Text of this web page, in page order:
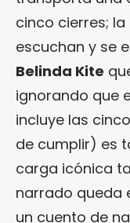
cinco cierres;
escuchan y se
Belinda Kite
ignorando que
incluye las
de cumplir) es
carga icónica
narrado queda
un cuento de